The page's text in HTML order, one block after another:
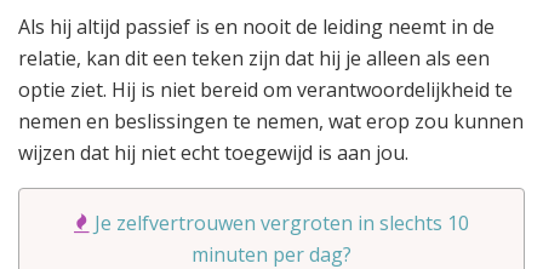
Als hij altijd passief is en nooit de leiding neemt in de
relatie, kan dit een teken zijn dat hij je alleen als een
optie ziet. Hij is niet bereid om verantwoordelijkheid te
nemen en beslissingen te nemen, wat erop zou kunnen
wijzen dat hij niet echt toegewijd is aan jou.
Je zelfvertrouwen vergroten in slechts 10
minuten per dag?